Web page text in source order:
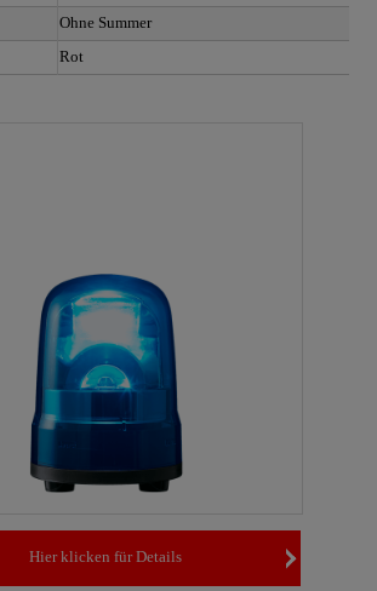
Ohne Summer
Rot
Hier klicken für Details